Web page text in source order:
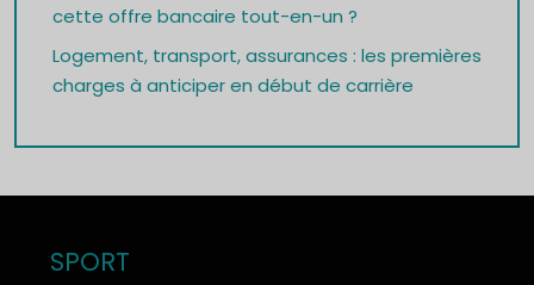
cette offre bancaire tout-en-un ?
Logement, transport, assurances : les premières
charges à anticiper en début de carrière
SPORT